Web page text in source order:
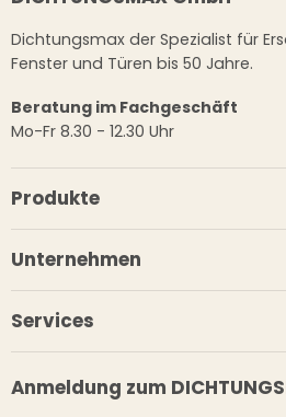
Dichtungsmax der Spezialist für
Fenster und Türen bis 50 Jahre.
Beratung im Fachgeschäft
Mo-Fr 8.30 - 12.30 Uhr
Produkte
Unternehmen
Services
Anmeldung zum